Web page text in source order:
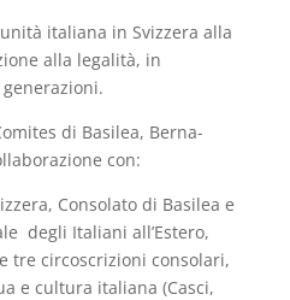
italiana in Svizzera alla
alla legalità, in
di Basilea, Berna-
con:
Consolato di Basilea e
degli Italiani all’Estero,
tre circoscrizioni consolari,
e cultura italiana (Casci,